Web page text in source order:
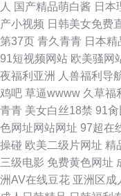
人 国产精品萌白酱 日本
产小视频 日韩美女免费
第37页 青久青青 日本
91短视频网站 欧美骚网
夜福利亚洲
人兽福利导
鸡吧 草逼wwww 久草福
青青 美女白丝18禁 91肏
色网址网站网址 97超在
操碰 欧美二级片网址 精
三级电影 免费黄色网址
洲AV在线豆花 亚洲区成